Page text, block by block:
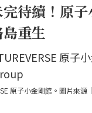
待續！原子
重生
原子小金剛館。圖片來